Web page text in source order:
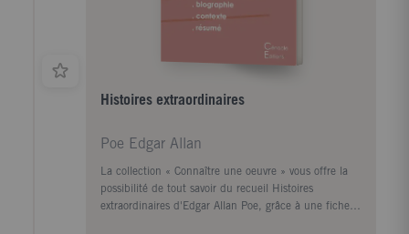
Histoires extraordinaires
Poe Edgar Allan
La collection « Connaître une oeuvre » vous offre la
possibilité de tout savoir du recueil Histoires
extraordinaires d'Edgar Allan Poe, grâce à une fiche